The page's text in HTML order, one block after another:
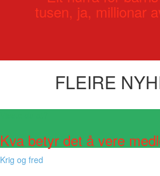
tusen, ja, millionar
FLEIRE
Kva betyr det å vere
Krig og fred